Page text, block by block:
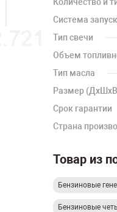
Система
Тип свечи
Объем
Тип масла
Размер
Срок гарантии
Страна
Товар из
Бензиновые
Бензиновые